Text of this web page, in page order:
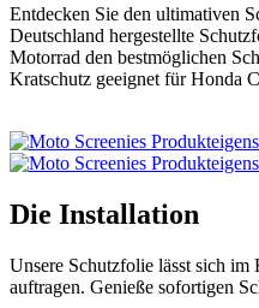
Screenies
Tachoschutzfolie
Schutzglas-
Folie
in
Germany
Entdecken Sie den ultimativen
Deutschland hergestellte
Motorrad den bestmöglichen
Kratschutz geeignet für Honda
Die Installation
Unsere Schutzfolie lässt sich
auftragen. Genieße sofortigen